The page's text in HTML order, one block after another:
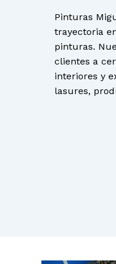
Pinturas
trayectoria
pinturas.
clientes a
interiores y
lasures,